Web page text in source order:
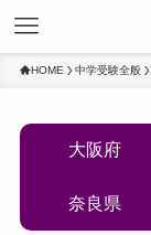
HOME 中学受験全般
大阪府
奈良県